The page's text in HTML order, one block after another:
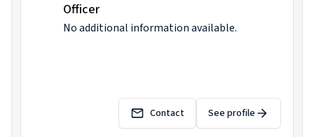
Officer
No additional information available.
Contact See profile